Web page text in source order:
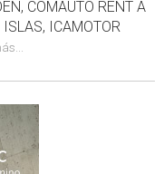
COMAUTO RENT A
ICAMOTOR